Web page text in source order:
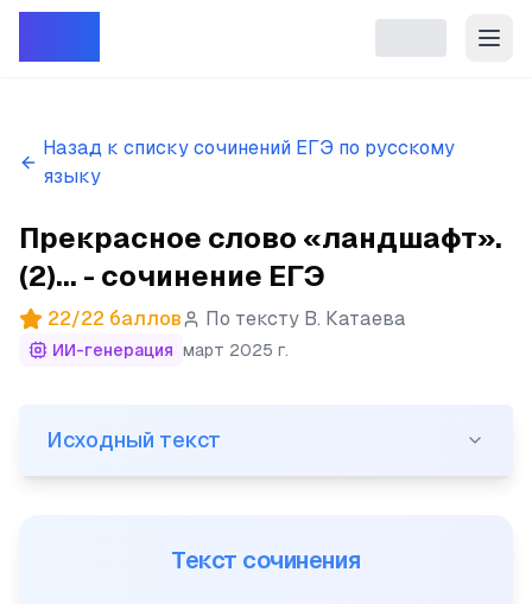
Назад к списку сочинений ЕГЭ по русскому
языку
Прекрасное слово «ландшафт».
(2)... - сочинение ЕГЭ
22/22 баллов По тексту В. Катаева
ИИ-генерация март 2025 г.
(1) Прекрасное слово «ландшафт». (2) Оно стоит
Исходный текст
Текст сочинения